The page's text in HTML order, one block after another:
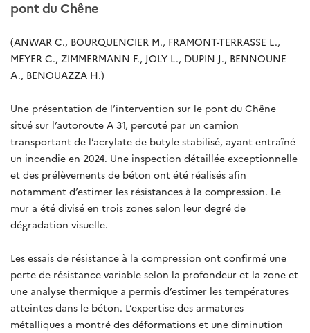
pont du Chêne
(ANWAR C., BOURQUENCIER M., FRAMONT-TERRASSE L.,
MEYER C., ZIMMERMANN F., JOLY L., DUPIN J., BENNOUNE
A., BENOUAZZA H.)
Une présentation de l’intervention sur le pont du Chêne
situé sur l’autoroute A 31, percuté par un camion
transportant de l’acrylate de butyle stabilisé, ayant entraîné
un incendie en 2024. Une inspection détaillée exceptionnelle
et des prélèvements de béton ont été réalisés afin
notamment d’estimer les résistances à la compression. Le
mur a été divisé en trois zones selon leur degré de
dégradation visuelle.
Les essais de résistance à la compression ont confirmé une
perte de résistance variable selon la profondeur et la zone et
une analyse thermique a permis d’estimer les températures
atteintes dans le béton. L’expertise des armatures
métalliques a montré des déformations et une diminution